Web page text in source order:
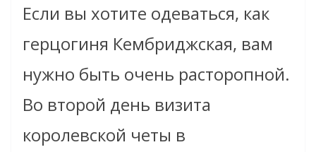
Если вы хотите одеваться, как
герцогиня Кембриджская, вам
нужно быть очень расторопной.
Во второй день визита
королевской четы в